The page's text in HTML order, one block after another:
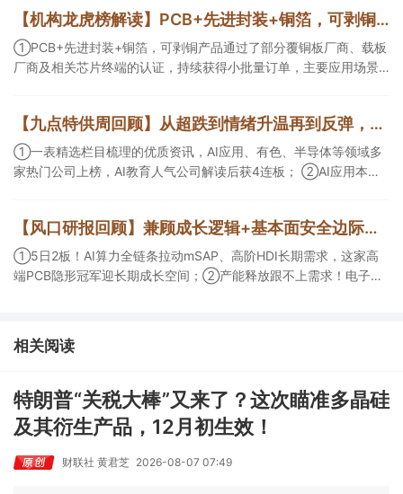
【机构龙虎榜解读】PCB+先进封装+铜箔，可剥铜产品通过了部分覆铜板厂商、载板厂商及相关芯片终端的认证，持续获得小批量订单，主要应用场景包括芯片封装光模块用PCB，机构大额净买入这家公司
①PCB+先进封装+铜箔，可剥铜产品通过了部分覆铜板厂商、载板
厂商及相关芯片终端的认证，持续获得小批量订单，主要应用场景
等方面具有丰富经验，具备承接细胞与基因治疗产品商业化受托生
产的合规资质，这家公司获净买入。
【九点特供周回顾】从超跌到情绪升温再到反弹，栏目梳理AI应用题材逻辑，AI教育人气公司解读后获4连板
①一表精选栏目梳理的优质资讯，AI应用、有色、半导体等领域多
家热门公司上榜，AI教育人气公司解读后获4连板； ②AI应用本周
角前瞻产业供需情况，提及2家核心公司双双涨停。
【风口研报回顾】兼顾成长逻辑+基本面安全边际！王牌自营前瞻覆盖“pcb+MLCC+电子布”，梳理AI产业链优质标的“深坑起跳”
①5日2板！AI算力全链条拉动mSAP、高阶HDI长期需求，这家高
端PCB隐形冠军迎长期成长空间；②产能释放跟不上需求！电子布
价预期暂未被市场定价，王牌自营前瞻捕捉“预期差”，3日大涨
26%。
相关阅读
特朗普“关税大棒”又来了？这次瞄准多晶硅
及其衍生产品，12月初生效！
财联社 黄君芝 2026-08-07 07:49